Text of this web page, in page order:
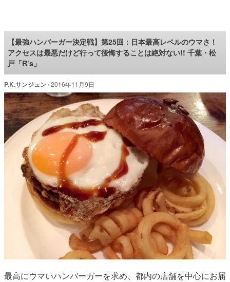
ロケットニュース24
【最強ハンバーガー決定戦】第25回：日本最高レベルのウマさ！
アクセスは最悪だけど行って後悔することは絶対ない!! 千葉・松
戸「R’s」
P.K.サンジュン 2016年11月9日
最高にウマいハンバーガーを求め、都内の店舗を中心にお届